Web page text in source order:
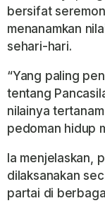
bersifat
menanamkan
sehari-hari.
“Yang paling
tentang
nilainya
pedoman hidup
Ia menjelaskan,
dilaksanakan
partai di